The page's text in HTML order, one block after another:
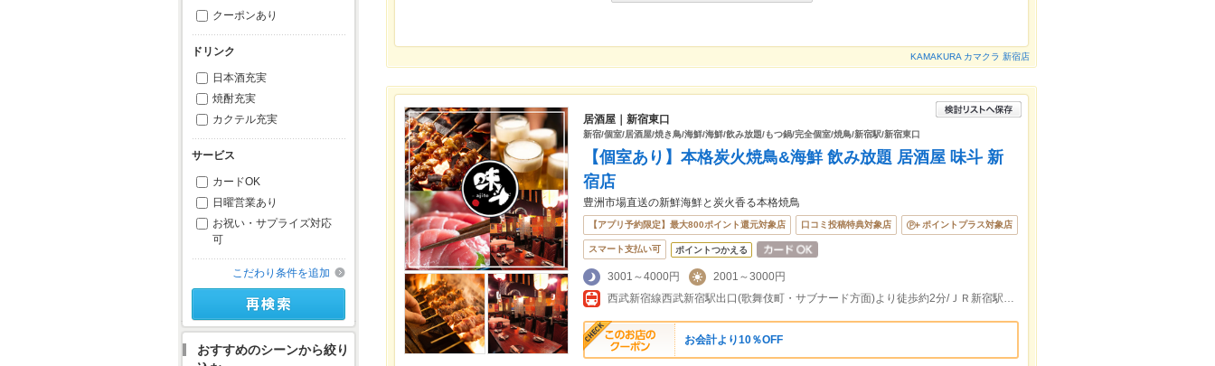
クーポンあり
ドリンク
日本酒充実
焼酎充実
カクテル充実
サービス
カードOK
日曜営業あり
お祝い・サプライズ対応
可
こだわり条件を追加
おすすめのシーンから絞り
KAMAKURA カマクラ 新宿店
居酒屋｜新宿東口
新宿/個室/居酒屋/焼き鳥/海鮮/海鮮/飲み放題/もつ鍋/完全個室/焼鳥/新宿駅/新宿東口
【個室あり】本格炭火焼鳥&海鮮 飲み放題 居酒屋 味斗 新
宿店
豊洲市場直送の新鮮海鮮と炭火香る本格焼鳥
【アプリ予約限定】最大800ポイント還元対象店 口コミ投稿特典対象店 ポイントプラス対象店
スマート支払い可 ポイントつかえる
3001～4000円
2001～3000円
西武新宿線西武新宿駅出口(歌舞伎町・サブナード方面)より徒歩約2分/ＪＲ新宿駅Ｄ３出口より徒歩約5分
お会計より10％OFF